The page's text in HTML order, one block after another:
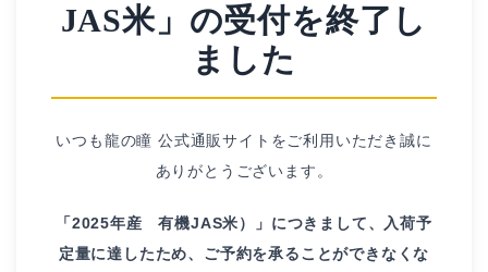
JAS米」の受付を終了し
ました
いつも龍の瞳 公式通販サイトをご利用いただき誠に
ありがとうございます。
「2025年産 有機JAS米）」につきまして、入荷予
定量に達したため、ご予約を承ることができなくな